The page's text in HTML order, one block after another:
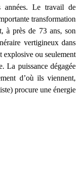
années. Le travail de
transformation
à près de 73 ans, son
vertigineux dans
explosive ou seulement
La puissance dégagée
d’où ils viennent,
procure une énergie